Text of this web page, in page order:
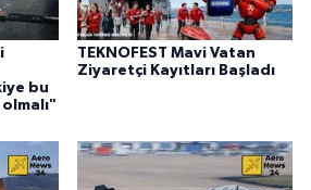
bu
TEKNOFEST Mavi Vatan
Ziyaretçi Kayıtları Başladı